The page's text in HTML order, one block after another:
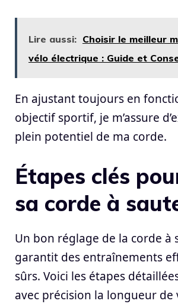
Lire aussi: Choisir le meilleur
vélo électrique : Guide et
En ajustant toujours en
objectif sportif, je m’assure
plein potentiel de ma corde.
Étapes clés
sa corde à
Un bon réglage de la corde à
garantit des entraînements
sûrs. Voici les étapes
avec précision la longueur de